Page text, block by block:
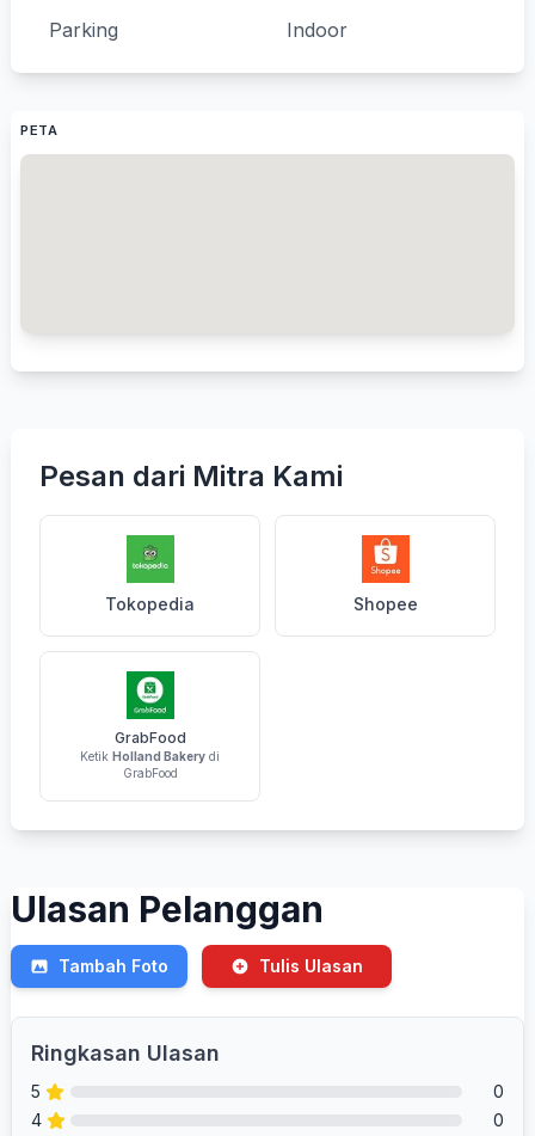
Parking Indoor
PETA
Pesan dari Mitra Kami
Tokopedia Shopee
GrabFood
Ketik Holland Bakery di
GrabFood
Ulasan Pelanggan
Tambah Foto Tulis Ulasan
Ringkasan Ulasan
5
0
4
0